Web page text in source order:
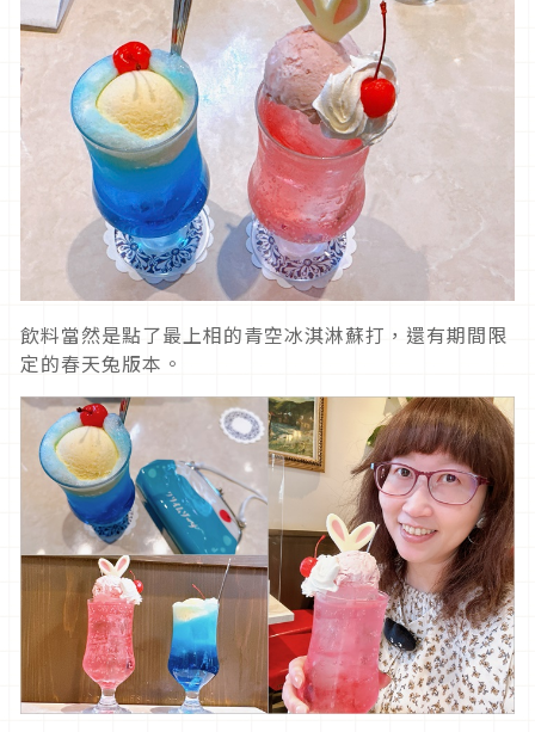
飲料當然是點了最上相的青空冰淇淋蘇打，還有期間限
定的春天兔版本。